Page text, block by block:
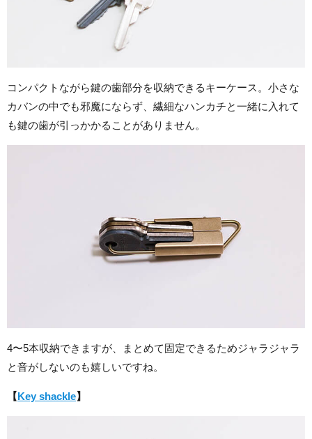
コンパクトながら鍵の歯部分を収納できるキーケース。小さな
カバンの中でも邪魔にならず、繊細なハンカチと一緒に入れて
も鍵の歯が引っかかることがありません。
4〜5本収納できますが、まとめて固定できるためジャラジャラ
と音がしないのも嬉しいですね。
【 Key shackle】